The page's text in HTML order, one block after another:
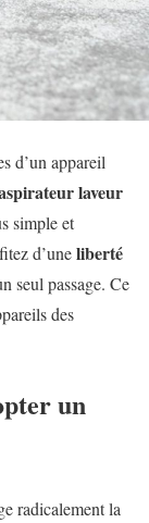
d’un appareil
laveur
simple et
d’uneliberté
seul passage. Ce
des
un
radicalement la